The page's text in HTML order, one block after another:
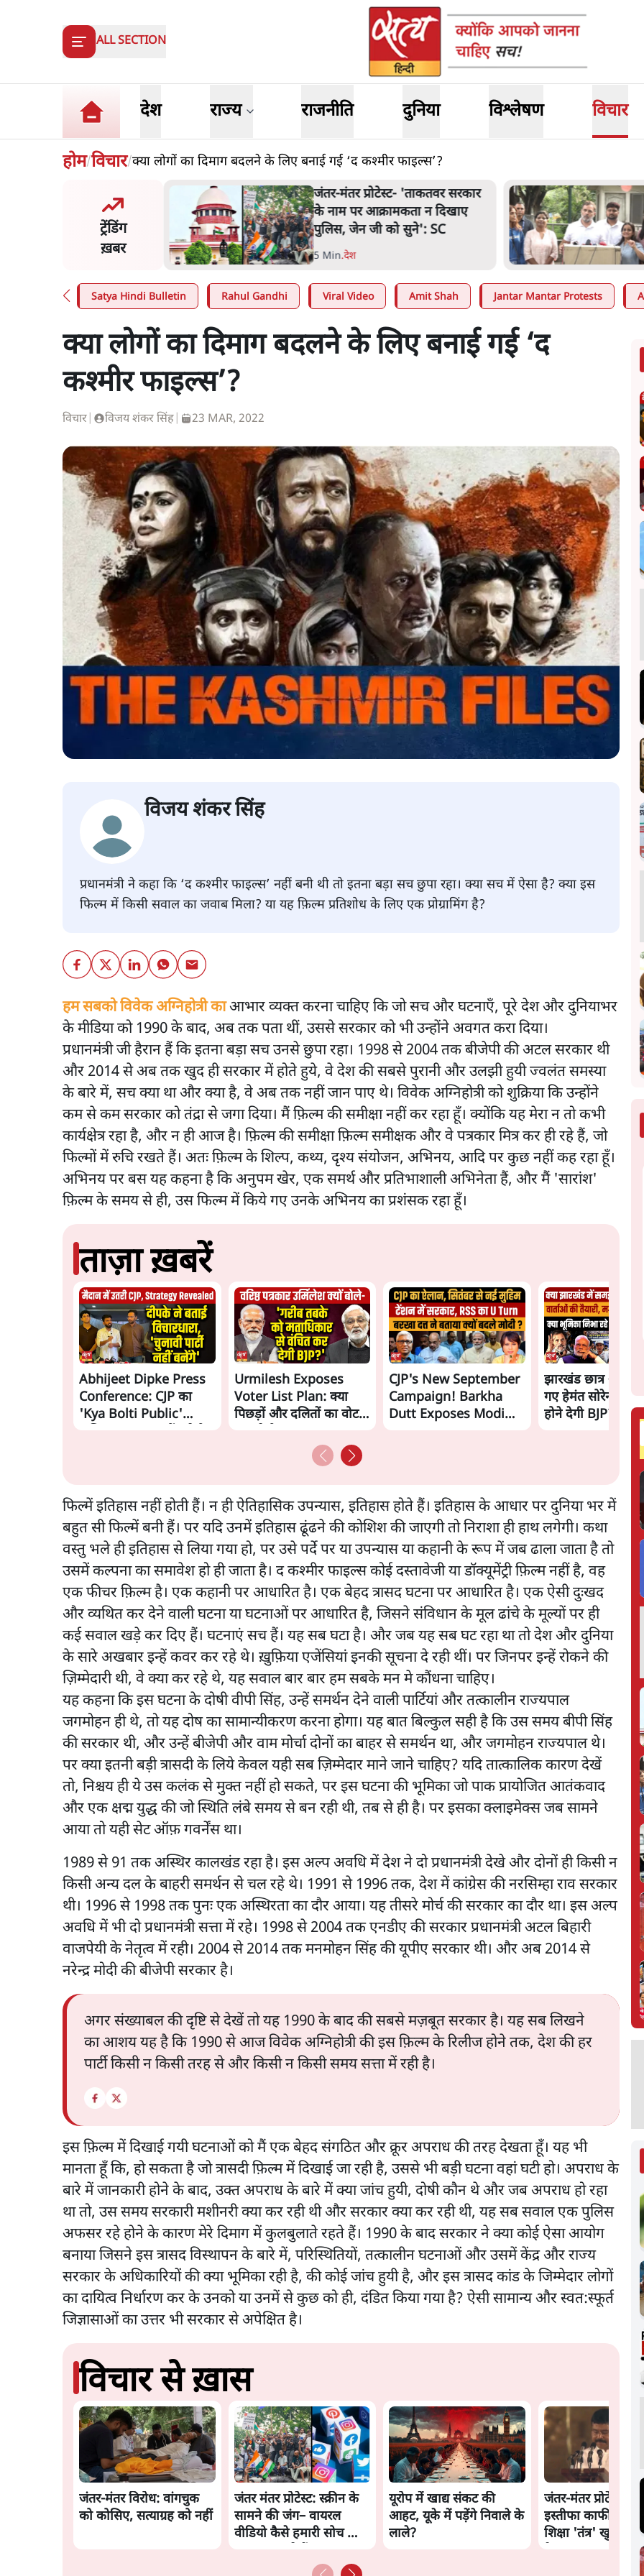
ALL SECTION
देश राज्य राजनीति दुनिया विश्लेषण विचार
होम/विचार/क्या लोगों का दिमाग बदलने के लिए बनाई गई ‘द कश्मीर फाइल्स’?
ट्रेंडिंग
ख़बर
समिति-मेटा की बैठकः मार्क
ने भारत सरकार से माफी
जंतर-मंतर प्रोटेस्ट- 'ताकतवर सरकार
के नाम पर आक्रामकता न दिखाए
पुलिस, जेन जी को सुने': SC
5 Min.देश
Satya Hindi Bulletin Rahul Gandhi Viral Video Amit Shah Jantar Mantar Protests
क्या लोगों का दिमाग बदलने के लिए बनाई गई ‘द
कश्मीर फाइल्स’?
विचार विजय शंकर सिंह 23 MAR, 2022
विजय शंकर सिंह
प्रधानमंत्री ने कहा कि ‘द कश्मीर फाइल्स’ नहीं बनी थी तो इतना बड़ा सच छुपा रहा। क्या सच में ऐसा है? क्या इस
फिल्म में किसी सवाल का जवाब मिला? या यह फ़िल्म प्रतिशोध के लिए एक प्रोग्रामिंग है?
हम सबको विवेक अग्निहोत्री काआभार व्यक्त करना चाहिए कि जो सच और घटनाएँ, पूरे देश और दुनियाभर
के मीडिया को 1990 के बाद, अब तक पता थीं, उससे सरकार को भी उन्होंने अवगत करा दिया।
प्रधानमंत्री जी हैरान हैं कि इतना बड़ा सच उनसे छुपा रहा। 1998 से 2004 तक बीजेपी की अटल सरकार थी
और 2014 से अब तक खुद ही सरकार में होते हुये, वे देश की सबसे पुरानी और उलझी हुयी ज्वलंत समस्या
के बारे में, सच क्या था और क्या है, वे अब तक नहीं जान पाए थे। विवेक अग्निहोत्री को शुक्रिया कि उन्होंने
कम से कम सरकार को तंद्रा से जगा दिया। मैं फ़िल्म की समीक्षा नहीं कर रहा हूँ। क्योंकि यह मेरा न तो कभी
कार्यक्षेत्र रहा है, और न ही आज है। फ़िल्म की समीक्षा फ़िल्म समीक्षक और वे पत्रकार मित्र कर ही रहे हैं, जो
फिल्मों में रुचि रखते हैं। अतः फ़िल्म के शिल्प, कथ्य, दृश्य संयोजन, अभिनय, आदि पर कुछ नहीं कह रहा हूँ।
अभिनय पर बस यह कहना है कि अनुपम खेर, एक समर्थ और प्रतिभाशाली अभिनेता हैं, और मैं 'सारांश'
फ़िल्म के समय से ही, उस फिल्म में किये गए उनके अभिनय का प्रशंसक रहा हूँ।
ताज़ा ख़बरें
Abhijeet Dipke Press
Conference: CJP का
'Kya Bolti Public'
Urmilesh Exposes
Voter List Plan: क्या
पिछड़ों और दलितों का वोट
CJP's New September
Campaign! Barkha
Dutt Exposes Modi
झारखंड छात्र
गए हेमंत सोरेन,
होने देगी BJP?
फिल्में इतिहास नहीं होती हैं। न ही ऐतिहासिक उपन्यास, इतिहास होते हैं। इतिहास के आधार पर दुनिया भर में
बहुत सी फिल्में बनी हैं। पर यदि उनमें इतिहास ढूंढने की कोशिश की जाएगी तो निराशा ही हाथ लगेगी। कथा
वस्तु भले ही इतिहास से लिया गया हो, पर उसे पर्दे पर या उपन्यास या कहानी के रूप में जब ढाला जाता है तो
उसमें कल्पना का समावेश हो ही जाता है। द कश्मीर फाइल्स कोई दस्तावेजी या डॉक्यूमेंट्री फ़िल्म नहीं है, वह
एक फीचर फ़िल्म है। एक कहानी पर आधारित है। एक बेहद त्रासद घटना पर आधारित है। एक ऐसी दुःखद
और व्यथित कर देने वाली घटना या घटनाओं पर आधारित है, जिसने संविधान के मूल ढांचे के मूल्यों पर ही
कई सवाल खड़े कर दिए हैं। घटनाएं सच हैं। यह सब घटा है। और जब यह सब घट रहा था तो देश और दुनिया
के सारे अखबार इन्हें कवर कर रहे थे। ख़ुफ़िया एजेंसियां इनकी सूचना दे रही थीं। पर जिनपर इन्हें रोकने की
ज़िम्मेदारी थी, वे क्या कर रहे थे, यह सवाल बार बार हम सबके मन मे कौंधना चाहिए।
यह कहना कि इस घटना के दोषी वीपी सिंह, उन्हें समर्थन देने वाली पार्टियां और तत्कालीन राज्यपाल
जगमोहन ही थे, तो यह दोष का सामान्यीकरण करना होगा। यह बात बिल्कुल सही है कि उस समय बीपी सिंह
की सरकार थी, और उन्हें बीजेपी और वाम मोर्चा दोनों का बाहर से समर्थन था, और जगमोहन राज्यपाल थे।
पर क्या इतनी बड़ी त्रासदी के लिये केवल यही सब ज़िम्मेदार माने जाने चाहिए? यदि तात्कालिक कारण देखें
तो, निश्चय ही ये उस कलंक से मुक्त नहीं हो सकते, पर इस घटना की भूमिका जो पाक प्रायोजित आतंकवाद
और एक क्षद्म युद्ध की जो स्थिति लंबे समय से बन रही थी, तब से ही है। पर इसका क्लाइमेक्स जब सामने
आया तो यही सेट ऑफ़ गवर्नेंस था।
1989 से 91 तक अस्थिर कालखंड रहा है। इस अल्प अवधि में देश ने दो प्रधानमंत्री देखे और दोनों ही किसी न
किसी अन्य दल के बाहरी समर्थन से चल रहे थे। 1991 से 1996 तक, देश में कांग्रेस की नरसिम्हा राव सरकार
थी। 1996 से 1998 तक पुनः एक अस्थिरता का दौर आया। यह तीसरे मोर्च की सरकार का दौर था। इस अल्प
अवधि में भी दो प्रधानमंत्री सत्ता में रहे। 1998 से 2004 तक एनडीए की सरकार प्रधानमंत्री अटल बिहारी
वाजपेयी के नेतृत्व में रही। 2004 से 2014 तक मनमोहन सिंह की यूपीए सरकार थी। और अब 2014 से
नरेन्द्र मोदी की बीजेपी सरकार है।
अगर संख्याबल की दृष्टि से देखें तो यह 1990 के बाद की सबसे मज़बूत सरकार है। यह सब लिखने
का आशय यह है कि 1990 से आज विवेक अग्निहोत्री की इस फ़िल्म के रिलीज होने तक, देश की हर
पार्टी किसी न किसी तरह से और किसी न किसी समय सत्ता में रही है।
इस फ़िल्म में दिखाई गयी घटनाओं को मैं एक बेहद संगठित और क्रूर अपराध की तरह देखता हूँ। यह भी
मानता हूँ कि, हो सकता है जो त्रासदी फ़िल्म में दिखाई जा रही है, उससे भी बड़ी घटना वहां घटी हो। अपराध के
बारे में जानकारी होने के बाद, उक्त अपराध के बारे में क्या जांच हुयी, दोषी कौन थे और जब अपराध हो रहा
था तो, उस समय सरकारी मशीनरी क्या कर रही थी और सरकार क्या कर रही थी, यह सब सवाल एक पुलिस
अफसर रहे होने के कारण मेरे दिमाग में कुलबुलाते रहते हैं। 1990 के बाद सरकार ने क्या कोई ऐसा आयोग
बनाया जिसने इस त्रासद विस्थापन के बारे में, परिस्थितियों, तत्कालीन घटनाओं और उसमें केंद्र और राज्य
सरकार के अधिकारियों की क्या भूमिका रही है, की कोई जांच हुयी है, और इस त्रासद कांड के जिम्मेदार लोगों
का दायित्व निर्धारण कर के उनको या उनमें से कुछ को ही, दंडित किया गया है? ऐसी सामान्य और स्वत:स्फूर्त
जिज्ञासाओं का उत्तर भी सरकार से अपेक्षित है।
विचार से ख़ास
जंतर-मंतर विरोध: वांगचुक
को कोसिए, सत्याग्रह को नहीं
जंतर मंतर प्रोटेस्ट: स्क्रीन के
सामने की जंग– वायरल
वीडियो कैसे हमारी सोच को
यूरोप में खाद्य संकट की
आहट, यूके में पड़ेंगे निवाले के
लाले?
जंतर-मंतर प्रोटेस्ट:
इस्तीफा काफी नहीं,
शिक्षा 'तंत्र' खुद एक